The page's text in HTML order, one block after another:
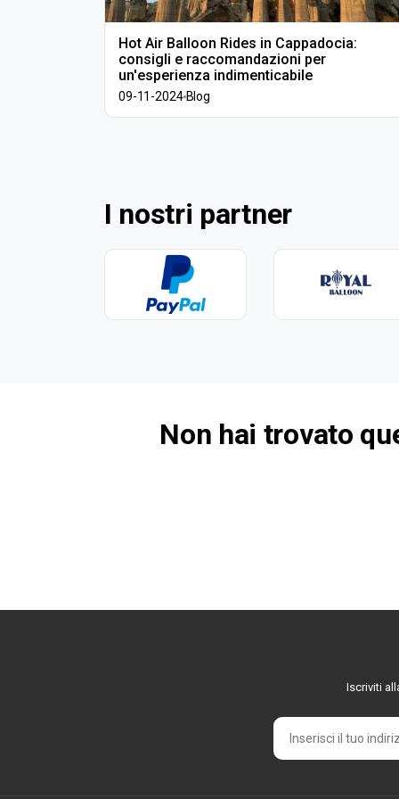
Hot Air Balloon Rides in Cappadocia:
consigli e raccomandazioni per
un'esperienza indimenticabile
09-11-2024Blog
I nostri partner
Non hai trovato
Iscriviti